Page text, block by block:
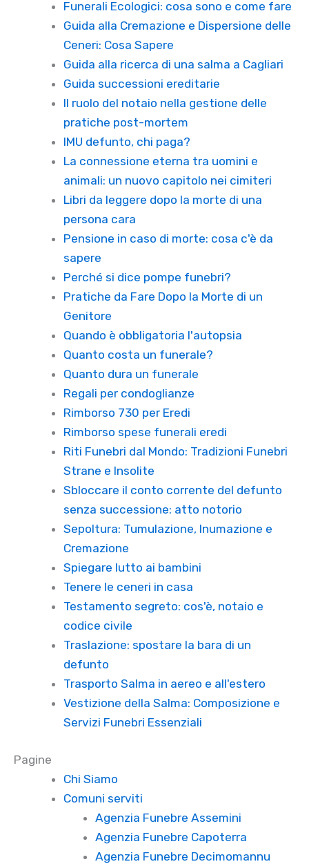
Funerali Ecologici: cosa sono e come fare
Guida alla Cremazione e Dispersione delle
Ceneri: Cosa Sapere
Guida alla ricerca di una salma a Cagliari
Guida successioni ereditarie
Il ruolo del notaio nella gestione delle
pratiche post-mortem
IMU defunto, chi paga?
La connessione eterna tra uomini e
animali: un nuovo capitolo nei cimiteri
Libri da leggere dopo la morte di una
persona cara
Pensione in caso di morte: cosa c'è da
sapere
Perché si dice pompe funebri?
Pratiche da Fare Dopo la Morte di un
Genitore
Quando è obbligatoria l'autopsia
Quanto costa un funerale?
Quanto dura un funerale
Regali per condoglianze
Rimborso 730 per Eredi
Rimborso spese funerali eredi
Riti Funebri dal Mondo: Tradizioni Funebri
Strane e Insolite
Sbloccare il conto corrente del defunto
senza successione: atto notorio
Sepoltura: Tumulazione, Inumazione e
Cremazione
Spiegare lutto ai bambini
Tenere le ceneri in casa
Testamento segreto: cos'è, notaio e
codice civile
Traslazione: spostare la bara di un
defunto
Trasporto Salma in aereo e all'estero
Vestizione della Salma: Composizione e
Servizi Funebri Essenziali
Pagine
Chi Siamo
Comuni serviti
Agenzia Funebre Assemini
Agenzia Funebre Capoterra
Agenzia Funebre Decimomannu